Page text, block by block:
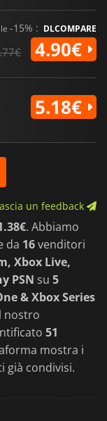
-15% : DLCOMPARE
4.90€
5.18€
un feedback
. Abbiamo
da 16venditori
Xbox Live,
PSN su 5
& Xbox Series
nostro
51
mostra i
già condivisi.